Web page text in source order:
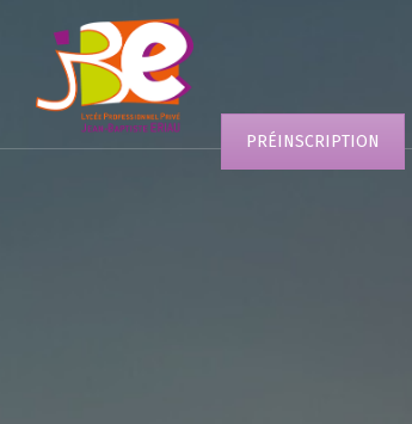
PRÉINSCRIPTION